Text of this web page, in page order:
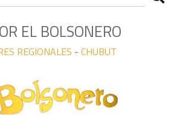
EL BOLSONERO
REGIONALES -CHUBUT